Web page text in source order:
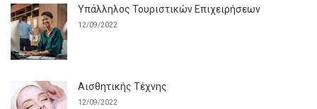
Υπάλληλος Τουριστικών Επιχειρήσεων
12/09/2022
Αισθητικής Τέχνης
12/09/2022